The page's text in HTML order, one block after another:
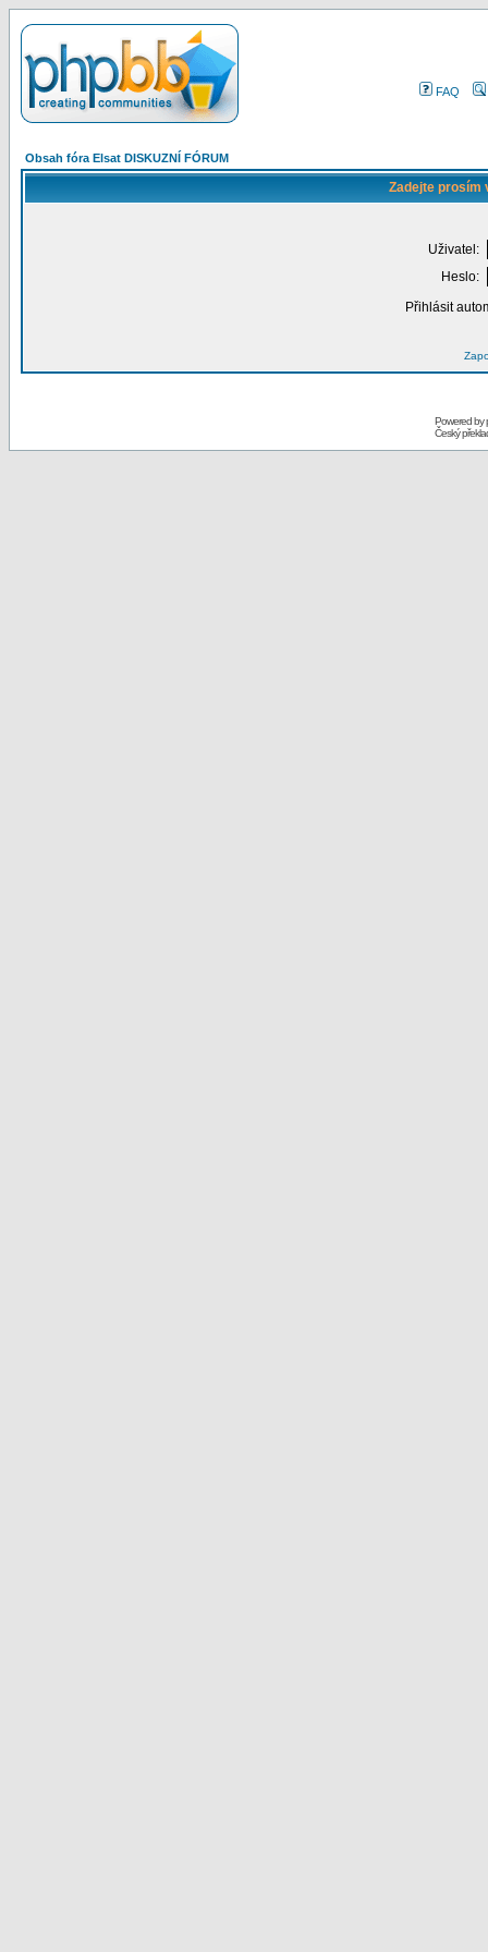
FAQ
Obsah fóra Elsat DISKUZNÍ FÓRUM
Zadejte prosím
Uživatel:
Heslo:
Přihlásit
Powered by
Český